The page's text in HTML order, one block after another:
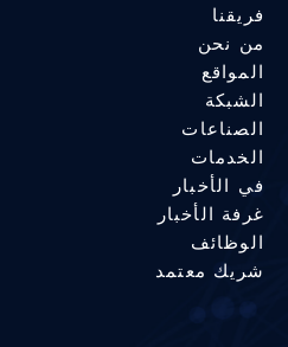
فريقنا
من نحن
المواقع
الشبكة
الصناعات
الخدمات
في الأخبار
غرفة الأخبار
الوظائف
شريك معتمد